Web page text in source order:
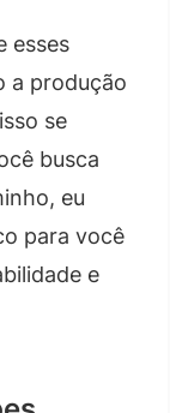
esses
a produção
se
busca
eu
para você
e